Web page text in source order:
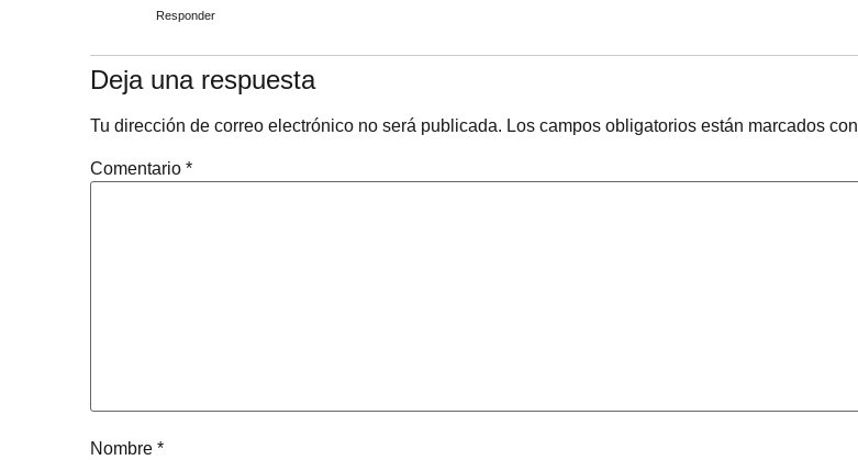
Responder
Deja una respuesta
Tu dirección de correo electrónico no será publicada. Los campos obligatorios están marcados con
Comentario *
Nombre *